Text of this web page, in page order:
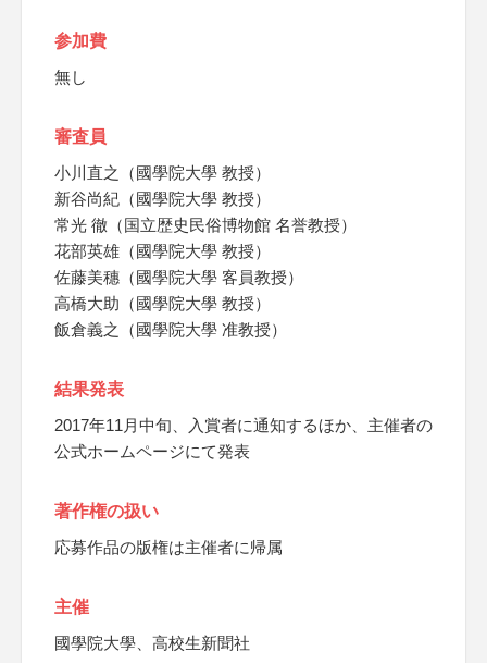
参加費
無し
審査員
小川直之（國學院大學 教授）
新谷尚紀（國學院大學 教授）
常光 徹（国立歴史民俗博物館 名誉教授）
花部英雄（國學院大學 教授）
佐藤美穗（國學院大學 客員教授）
高橋大助（國學院大學 教授）
飯倉義之（國學院大學 准教授）
結果発表
2017年11月中旬、入賞者に通知するほか、主催者の
公式ホームページにて発表
著作権の扱い
応募作品の版権は主催者に帰属
主催
國學院大學、高校生新聞社